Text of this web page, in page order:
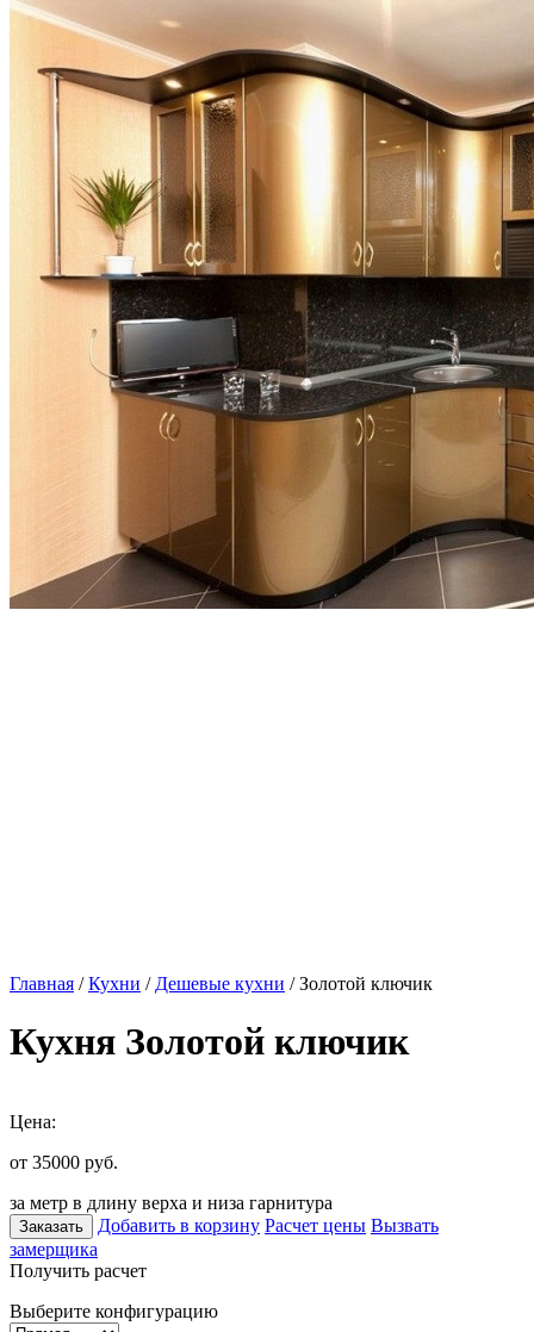
Главная /Кухни / Дешевые кухни / Золотой ключик
Кухня Золотой ключик
Цена:
от 35000 руб.
за метр в длину верха и низа гарнитура
Заказать Добавить в корзину Расчет цены Вызвать
замерщика
Получить расчет
Выберите конфигурацию